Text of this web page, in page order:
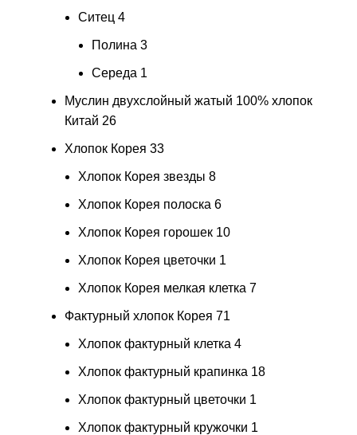
Ситец 4
Полина 3
Середа 1
Муслин двухслойный жатый 100% хлопок
Китай 26
Хлопок Корея 33
Хлопок Корея звезды 8
Хлопок Корея полоска 6
Хлопок Корея горошек 10
Хлопок Корея цветочки 1
Хлопок Корея мелкая клетка 7
Фактурный хлопок Корея 71
Хлопок фактурный клетка 4
Хлопок фактурный крапинка 18
Хлопок фактурный цветочки 1
Хлопок фактурный кружочки 1